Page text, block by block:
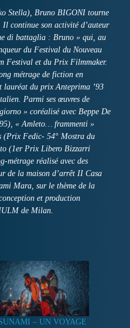
Stella), Bruno BIGONI tourne
continue son activité d’auteur
di battaglia : Bruno » qui, au
du Festival du Nouveau
Festival et du Prix Filmmaker.
métrage de fiction en
lauréat du prix Anteprima ’93
Parmi ses œuvres de
» coréalisé avec Beppe De
« Amleto… frammenti »
(Prix Fedic- 54° Mostra du
(1er Prix Libero Bizzarri
métrage réalisé avec des
de la maison d’arrêt II Casa
Mara, sur le thème de la
et production
de Milan.
– UN VOYAGE